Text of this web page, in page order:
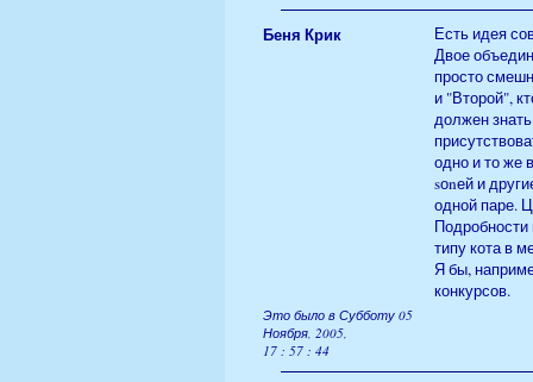
Беня Крик
Есть идея
Двое
просто
и "Второй",
должен
одно и то же
sоnей и
одной паре.
типу кота в
Я бы,
конкурсов.
Это было в Субботу 05
Ноября, 2005,
17 : 57 : 44